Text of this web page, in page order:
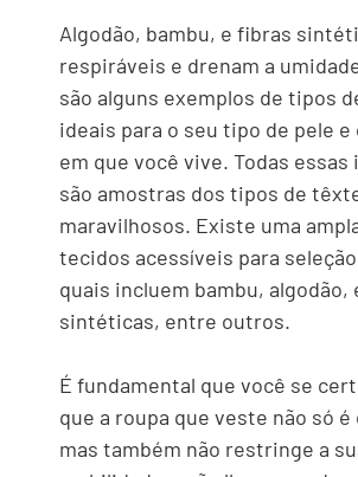
Algodão, bambu, e fibras
respiráveis ​​e drenam a
são alguns exemplos de tipos
ideais para o seu tipo de pele
em que você vive. Todas
são amostras dos tipos de
maravilhosos. Existe uma
tecidos acessíveis para
quais incluem bambu, algodão,
sintéticas, entre outros.
É fundamental que você se
que a roupa que veste não só
mas também não restringe a